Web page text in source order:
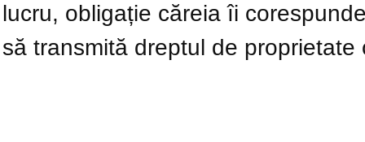
lucru, obligație căreia îi
să transmită dreptul de proprietate